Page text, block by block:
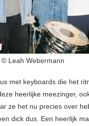
© Leah Webermann
met keyboards die het
heerlijke meezinger,
ze het nu precies over
dick dus. Een heerlijk